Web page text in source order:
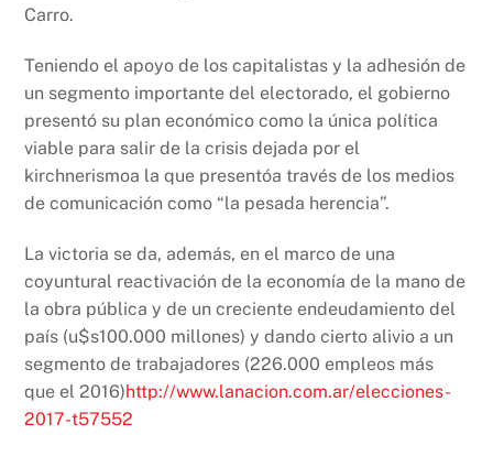
Carro.
Teniendo el apoyo de los capitalistas y la adhesión de
un segmento importante del electorado, el gobierno
presentó su plan económico como la única política
viable para salir de la crisis dejada por el
kirchnerismoa la que presentóa través de los medios
de comunicación como “la pesada herencia”.
La victoria se da, además, en el marco de una
coyuntural reactivación de la economía de la mano de
la obra pública y de un creciente endeudamiento del
país (u$s100.000 millones) y dando cierto alivio a un
segmento de trabajadores (226.000 empleos más
que el 2016)http://www.lanacion.com.ar/elecciones-
2017-t57552